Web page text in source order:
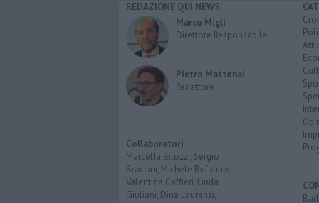
REDAZIONE QUI NEWS
Marco Migli
Direttore Responsabile
Pietro Mattonai
Redattore
Collaboratori
Marcella Bitozzi, Sergio
Braccini, Michele Bufalino,
Valentina Caffieri, Linda
Giuliani, Dina Laurenzi,